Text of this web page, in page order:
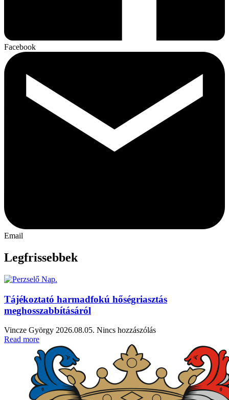
Facebook
Email
Legfrissebbek
Tájékoztató harmadfokú hőségriasztás
meghosszabbításáról
Vincze György 2026.08.05. Nincs hozzászólás
Read more